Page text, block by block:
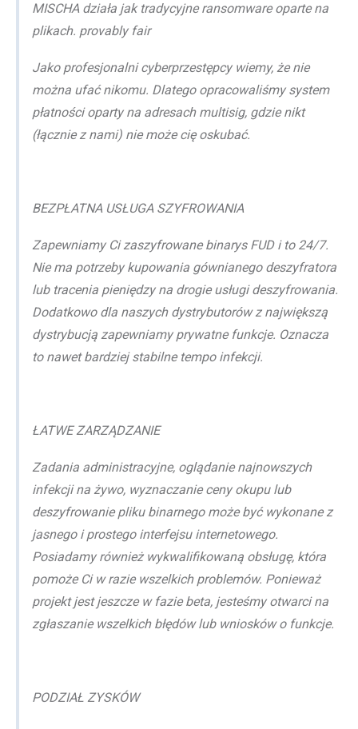
MISCHA działa jak tradycyjne ransomware oparte na
plikach. provably fair
Jako profesjonalni cyberprzestępcy wiemy, że nie
można ufać nikomu. Dlatego opracowaliśmy system
płatności oparty na adresach multisig, gdzie nikt
(łącznie z nami) nie może cię oskubać.
BEZPŁATNA USŁUGA SZYFROWANIA
Zapewniamy Ci zaszyfrowane binarys FUD i to 24/7.
Nie ma potrzeby kupowania gównianego deszyfratora
lub tracenia pieniędzy na drogie usługi deszyfrowania.
Dodatkowo dla naszych dystrybutorów z największą
dystrybucją zapewniamy prywatne funkcje. Oznacza
to nawet bardziej stabilne tempo infekcji.
ŁATWE ZARZĄDZANIE
Zadania administracyjne, oglądanie najnowszych
infekcji na żywo, wyznaczanie ceny okupu lub
deszyfrowanie pliku binarnego może być wykonane z
jasnego i prostego interfejsu internetowego.
Posiadamy również wykwalifikowaną obsługę, która
pomoże Ci w razie wszelkich problemów. Ponieważ
projekt jest jeszcze w fazie beta, jesteśmy otwarci na
zgłaszanie wszelkich błędów lub wniosków o funkcje.
PODZIAŁ ZYSKÓW